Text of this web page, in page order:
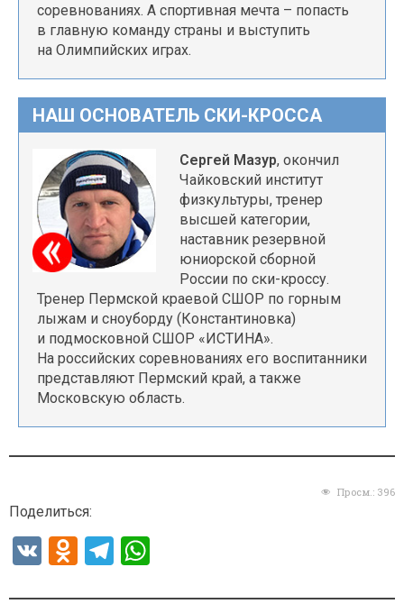
соревнованиях. А спортивная мечта – попасть
в главную команду страны и выступить
на Олимпийских играх.
НАШ ОСНОВАТЕЛЬ СКИ-КРОССА
Сергей Мазур, окончил
Чайковский институт
физкультуры, тренер
высшей категории,
наставник резервной
юниорской сборной
России по ски-кроссу.
Тренер Пермской краевой СШОР по горным
лыжам и сноуборду (Константиновка)
и подмосковной СШОР «ИСТИНА».
На российских соревнованиях его воспитанники
представляют Пермский край, а также
Московскую область.
Просм.: 396
Поделиться:
V
O
T